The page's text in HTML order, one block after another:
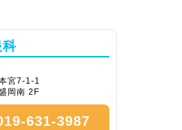
科
宮7-1-1
岡南 2F
631-3987